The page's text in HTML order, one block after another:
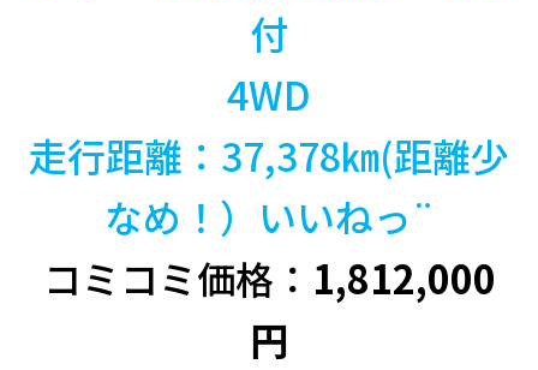
付
4WD
走行距離：37,378㎞(距離少
なめ！）いいねっ¨
コミコミ価格： 1,812,000
円